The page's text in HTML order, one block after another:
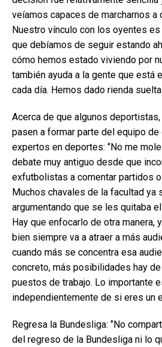
veíamos capaces de marcharnos a
Nuestro vínculo con los oyentes
que debíamos de seguir estando
cómo hemos estado viviendo por
también ayuda a la gente que está
cada día. Hemos dado rienda suelta
Acerca de que algunos
pasen a formar parte del equipo
expertos en deportes: ‘’No me
debate muy antiguo desde que
exfutbolistas a comentar partidos
Muchos chavales de la facultad ya
argumentando que se les quitaba
Hay que enfocarlo de otra manera,
bien siempre va a atraer a más
cuando más se concentra esa
concreto, más posibilidades hay
puestos de trabajo. Lo importante
independientemente de si eres un
Regresa la Bundesliga: ‘’No
del regreso de la Bundesliga ni lo